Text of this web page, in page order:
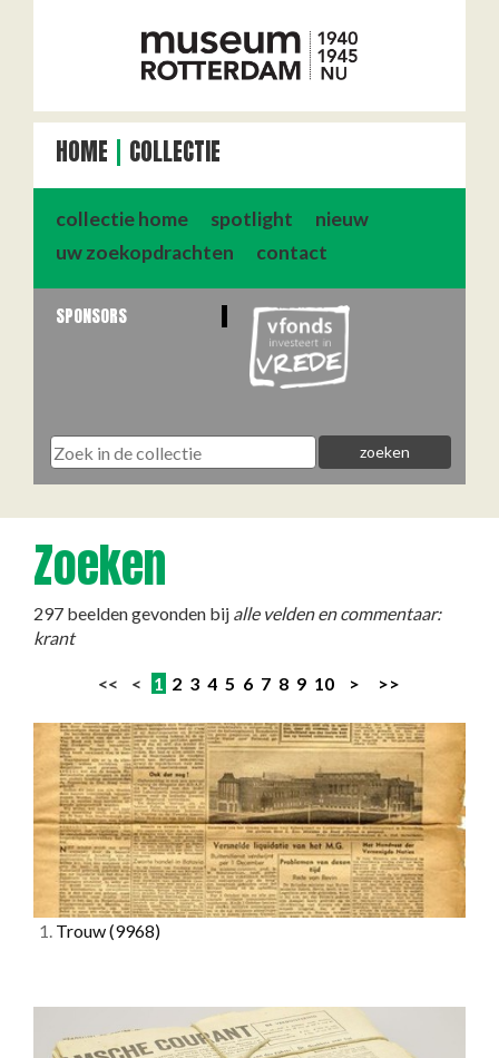
HOME COLLECTIE
collectie home spotlight
nieuw
uw zoekopdrachten
contact
SPONSORS
Zoeken
297 beelden gevonden bij alle velden en commentaar:
krant
<< < 1 2 3 4 5 6 7 8 9 10 > >>
1. Trouw(9968)